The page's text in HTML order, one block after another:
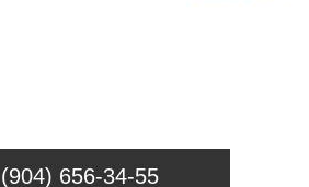
656-34-55